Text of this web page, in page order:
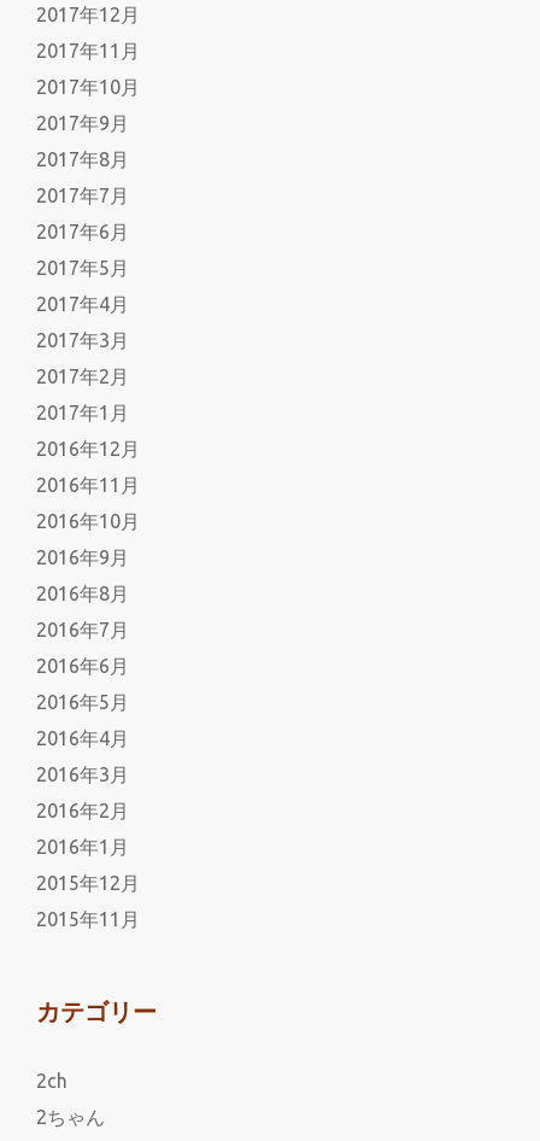
2017年12月
2017年11月
2017年10月
2017年9月
2017年8月
2017年7月
2017年6月
2017年5月
2017年4月
2017年3月
2017年2月
2017年1月
2016年12月
2016年11月
2016年10月
2016年9月
2016年8月
2016年7月
2016年6月
2016年5月
2016年4月
2016年3月
2016年2月
2016年1月
2015年12月
2015年11月
カテゴリー
2ch
2ちゃん